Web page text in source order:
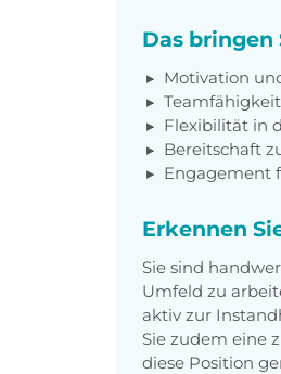
Das bringen
Motivation
Flexibilität in
Bereitschaft
Engagement
Erkennen
Sie sind
Umfeld zu
aktiv zur
Sie zudem eine
diese Position